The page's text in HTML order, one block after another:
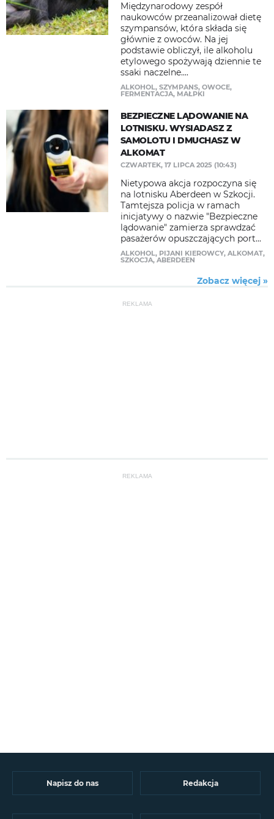
Międzynarodowy zespół
naukowców przeanalizował dietę
szympansów, która składa się
głównie z owoców. Na jej
podstawie obliczył, ile alkoholu
etylowego spożywają dziennie te
ssaki naczelne....
ALKOHOL, SZYMPANS, OWOCE,
FERMENTACJA, MAŁPKI
BEZPIECZNE LĄDOWANIE NA
LOTNISKU. WYSIADASZ Z
SAMOLOTU I DMUCHASZ W
ALKOMAT
CZWARTEK, 17 LIPCA 2025 (10:43)
Nietypowa akcja rozpoczyna się
na lotnisku Aberdeen w Szkocji.
Tamtejsza policja w ramach
inicjatywy o nazwie "Bezpieczne
lądowanie" zamierza sprawdzać
pasażerów opuszczających port...
ALKOHOL, PIJANI KIEROWCY, ALKOMAT,
SZKOCJA, ABERDEEN
Zobacz więcej »
REKLAMA
REKLAMA
Napisz do nas Redakcja